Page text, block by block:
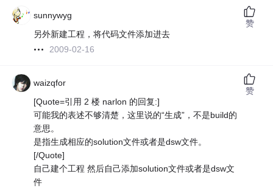
sunnywyg
另外新建工程，将代码文件添加进去
2009-02-16
赞
waizqfor
[Quote=引用 2 楼 narlon 的回复:]
可能我的表述不够清楚，这里说的“生成”，不是build的
意思。
是指生成相应的solution文件或者是dsw文件。
[/Quote]
自己建个工程 然后自己添加solution文件或者是dsw文
件
赞